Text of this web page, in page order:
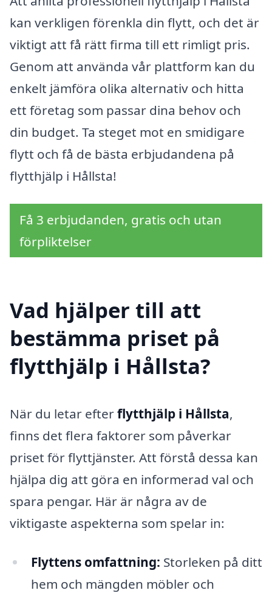
kan verkligen förenkla din flytt, och det är
viktigt att få rätt firma till ett rimligt pris.
Genom att använda vår plattform kan du
enkelt jämföra olika alternativ och hitta
ett företag som passar dina behov och
din budget. Ta steget mot en smidigare
flytt och få de bästa erbjudandena på
flytthjälp i Hållsta!
Få 3 erbjudanden, gratis och utan
förpliktelser
Vad hjälper till att
bestämma priset på
flytthjälp i Hållsta?
När du letar efterflytthjälp i Hållsta,
finns det flera faktorer som påverkar
priset för flyttjänster. Att förstå dessa kan
hjälpa dig att göra en informerad val och
spara pengar. Här är några av de
viktigaste aspekterna som spelar in:
Flyttens omfattning: Storleken på ditt
hem och mängden möbler och